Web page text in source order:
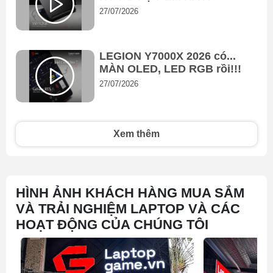
3.Ổ cứng 1TB PCIe 4.0 SSD
Tốc độ đọc/ghi cực nhanh (khoảng 7000MB/s),
27/07/2026
LEGION Y7000X 2026 có...
MÀN OLED, LED RGB rồi!!!
27/07/2026
Xem thêm
HÌNH ẢNH KHÁCH HÀNG MUA SẮM
VÀ TRẢI NGHIỆM LAPTOP VÀ CÁC
HOẠT ĐỘNG CỦA CHÚNG TÔI